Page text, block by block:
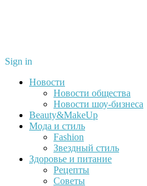
Sign in
Новости
Новости общества
Новости шоу-бизнеса
Beauty&MakeUp
Мода и стиль
Fashion
Звездный стиль
Здоровье и питание
Рецепты
Советы